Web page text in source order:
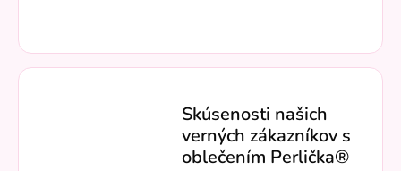
Skúsenosti našich
verných zákazníkov s
oblečením Perlička®